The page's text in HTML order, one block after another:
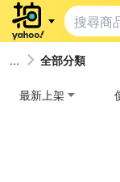
全部分類
最新上架